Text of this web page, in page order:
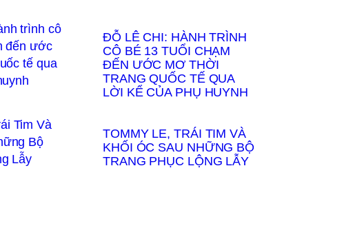
ĐỖ LÊ CHI: HÀNH TRÌNH
CÔ BÉ 13 TUỔI CHẠM
ĐẾN ƯỚC MƠ THỜI
TRANG QUỐC TẾ QUA
LỜI KỂ CỦA PHỤ HUYNH
TOMMY LE, TRÁI TIM VÀ
KHỐI ÓC SAU NHỮNG BỘ
TRANG PHỤC LỘNG LẪY